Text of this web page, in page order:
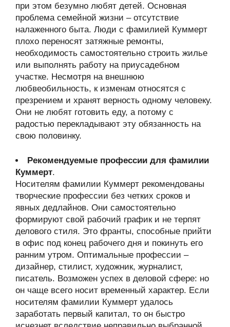
при этом безумно любят детей. Основная
проблема семейной жизни – отсутствие
налаженного быта. Люди с фамилией Куммерт
плохо переносят затяжные ремонты,
необходимость самостоятельно строить жилье
или выполнять работу на приусадебном
участке. Несмотря на внешнюю
любвеобильность, к изменам относятся с
презрением и хранят верность одному человеку.
Они не любят готовить еду, а потому с
радостью перекладывают эту обязанность на
свою половинку.
Рекомендуемые профессии для фамилии
Куммерт.
Носителям фамилии Куммерт рекомендованы
творческие профессии без четких сроков и
явных дедлайнов. Они самостоятельно
формируют свой рабочий график и не терпят
делового стиля. Это франты, способные прийти
в офис под конец рабочего дня и покинуть его
ранним утром. Оптимальные профессии –
дизайнер, стилист, художник, журналист,
писатель. Возможен успех в деловой сфере: но
он чаще всего носит временный характер. Если
носителям фамилии Куммерт удалось
заработать первый капитал, то он быстро